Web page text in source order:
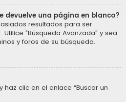
devuelve una página en blanco?
resultados para ser
"Búsqueda Avanzada" y sea
y foros de su búsqueda.
haz clic en el enlace “Buscar un